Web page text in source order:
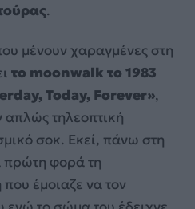
.
μένουν χαραγμένες στη
το moonwalk το 1983
Today, Forever»,
απλώς τηλεοπτική
σοκ. Εκεί, πάνω στη
πρώτη φορά τη
έμοιαζε να τον